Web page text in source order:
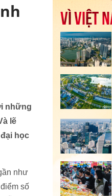
những
lẽ
học
như
số